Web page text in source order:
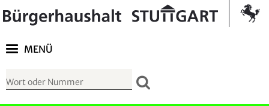
Springe zur Navigation
Kontrast umschalten
MENÜ
S
u